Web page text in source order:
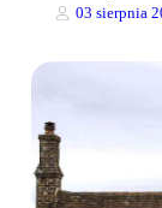
03 sierpnia